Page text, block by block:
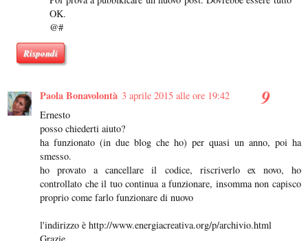
OK.
@#
Rispondi
Paola Bonavolontà 3 aprile 2015 alle ore 19:42
Ernesto
posso chiederti aiuto?
ha funzionato (in due blog che ho) per quasi un anno, poi ha
smesso.
ho provato a cancellare il codice, riscriverlo ex novo, ho
controllato che il tuo continua a funzionare, insomma non capisco
proprio come farlo funzionare di nuovo
l'indirizzo è http://www.energiacreativa.org/p/archivio.html